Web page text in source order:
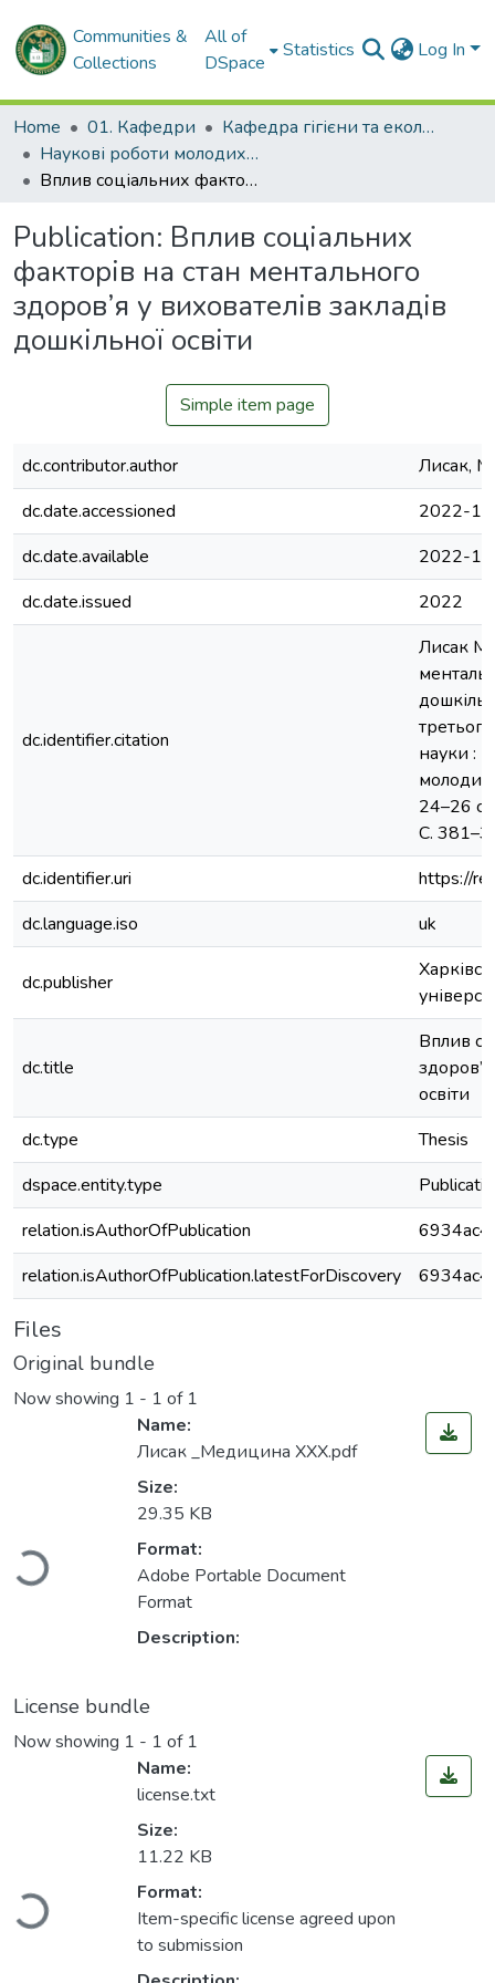
Communities &
Collections
All of
DSpace
Statistics Log In
Home 01. Кафедри
Кафедра гігієни та екології № 2
Наукові роботи молодих дослідників. Кафедра гігієни та екології № 2
Вплив соціальних факторів на стан ментального здоров’я у вихователів закладів дошкільної освіти
Publication: Вплив соціальних
факторів на стан ментального
здоров’я у вихователів закладів
дошкільної освіти
Simple item page
dc.contributor.author
Лисак,
dc.date.accessioned
2022-
dc.date.available
2022-
dc.date.issued
2022
dc.identifier.citation
Лисак М.
науки :
молодих
24–26
С.
dc.identifier.uri
https://
dc.language.iso
uk
dc.publisher
dc.title
Вплив
освіти
dc.type
Thesis
dspace.entity.type
relation.isAuthorOfPublication
relation.isAuthorOfPublication.latestForDiscovery
Files
Original bundle
Now showing 1 - 1 of 1
Loading...
Name:
Лисак _Медицина ХХХ.pdf
Size:
29.35 KB
Format:
Adobe Portable Document
Format
Description:
License bundle
Now showing 1 - 1 of 1
Loading...
Name:
license.txt
Size:
11.22 KB
Format:
Item-specific license agreed upon
to submission